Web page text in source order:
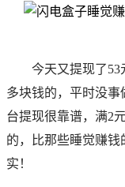
今天又提现了53
多块钱的，平时没
台提现很靠谱，满2
的，比那些睡觉赚
实！